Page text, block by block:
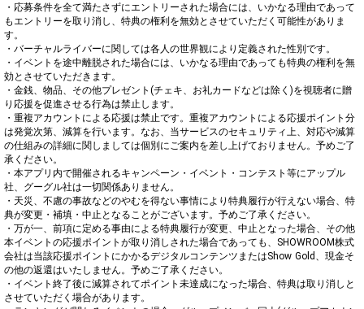
・応募条件を全て満たさずにエントリーされた場合には、いかなる理由であって
もエントリーを取り消し、特典の権利を無効とさせていただく可能性がありま
す。
・バーチャルライバーに関しては各人の世界観により定義された性別です。
・イベントを途中離脱された場合には、いかなる理由であっても特典の権利を無
効とさせていただきます。
・金銭、物品、その他プレゼント(チェキ、お礼カードなどは除く)を視聴者に贈
り応援を促進させる行為は禁止します。
・重複アカウントによる応援は禁止です。重複アカウントによる応援ポイント分
は発覚次第、減算を行います。なお、当サービスのセキュリティ上、対応や減算
の仕組みの詳細に関しましては個別にご案内を差し上げておりません。予めご了
承ください。
・本アプリ内で開催されるキャンペーン・イベント・コンテスト等にアップル
社、グーグル社は一切関係ありません。
・天災、不慮の事故などのやむを得ない事情により特典履行が行えない場合、特
典が変更・補填・中止となることがございます。予めご了承ください。
・万が一、前項に定める事由による特典履行が変更、中止となった場合、その他
本イベントの応援ポイントが取り消しされた場合であっても、SHOWROOM株式
会社は当該応援ポイントにかかるデジタルコンテンツまたはShow Gold、現金そ
の他の返還はいたしません。予めご了承ください。
・イベント終了後に減算されてポイント未達成になった場合、特典は取り消しと
させていただく場合があります。